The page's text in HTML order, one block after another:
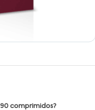
comprimidos?